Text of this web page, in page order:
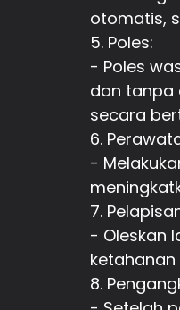
otomatis,
5. Poles:
- Poles
dan tanpa
secara
6.
-
7.
- Oleskan
8.